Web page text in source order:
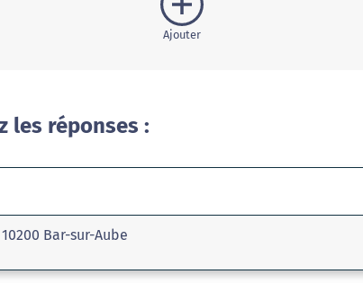
Ajouter
les réponses :
Bar-sur-Aube